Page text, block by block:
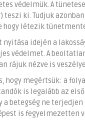
védelmük. A
teszi ki. Tudjuk
hogy létezik
idején a
védelmet. A
rájuk nézve is
hogy megértsük: a
is legalább az
a betegség ne
is fegyelmezetten